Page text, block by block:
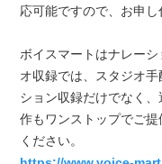
応可能ですので、お申し
ボイスマートはナレー
オ収録では、スタジオ
ション収録だけでなく
作もワンストップでご
ください。